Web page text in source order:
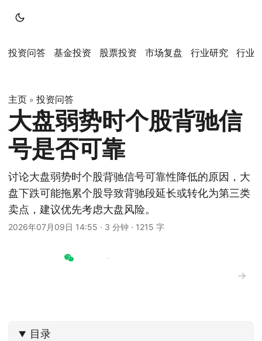
投资问答 基金投资 股票投资 市场复盘 行业研究 行业
主页 » 投资问答
大盘弱势时个股背驰信
号是否可靠
讨论大盘弱势时个股背驰信号可靠性降低的原因，大
盘下跌可能拖累个股导致背驰段延长或转化为第三类
卖点，建议优先考虑大盘风险。
2026年07月09日 14:55 · 3 分钟 · 1215 字
→
目录